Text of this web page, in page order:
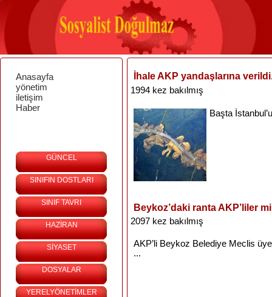
Anasayfa
yönetim
iletişim
Haber
GÜNCEL
SINIFIN DOSTLARI
SINIF TAVRI
HAZİRAN
SİYASET
DOSYALAR
YERELYÖNETİMLER
İhale AKP yandaşlarına
1994 kez bakılmış
Başta
Beykoz’daki ranta AKP’liler
2097 kez bakılmış
AKP’li Beykoz Belediye Meclis
...